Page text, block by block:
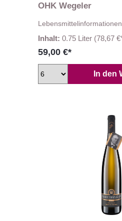
OHK Wegeler
Lebensmittelinformationen
Inhalt: 0.75 Liter (78,67
59,00 €*
In den